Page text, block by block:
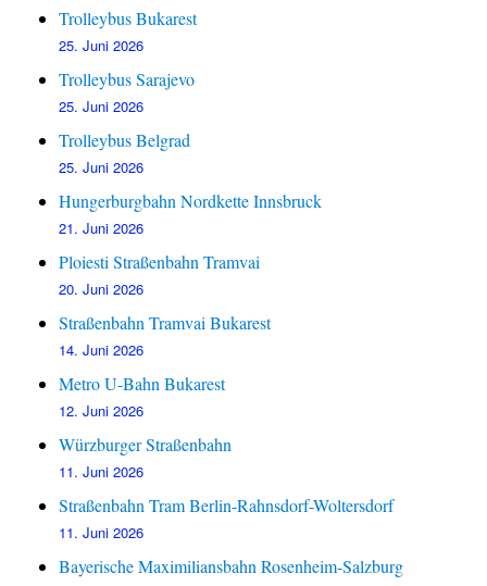
Trolleybus Bukarest
25. Juni 2026
Trolleybus Sarajevo
25. Juni 2026
Trolleybus Belgrad
25. Juni 2026
Hungerburgbahn Nordkette Innsbruck
21. Juni 2026
Ploiesti Straßenbahn Tramvai
20. Juni 2026
Straßenbahn Tramvai Bukarest
14. Juni 2026
Metro U-Bahn Bukarest
12. Juni 2026
Würzburger Straßenbahn
11. Juni 2026
Straßenbahn Tram Berlin-Rahnsdorf-Woltersdorf
11. Juni 2026
Bayerische Maximiliansbahn Rosenheim-Salzburg